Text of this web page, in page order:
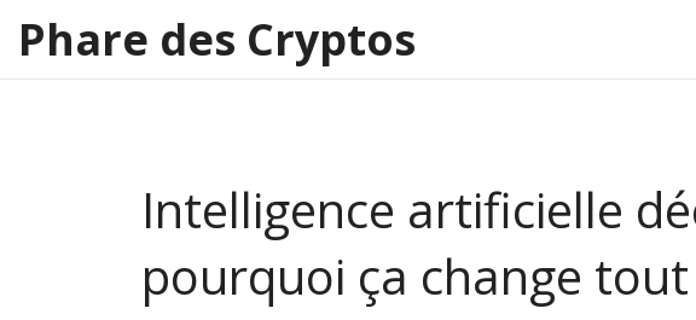
Phare des Cryptos
Intelligence artificielle
pourquoi ça change tout